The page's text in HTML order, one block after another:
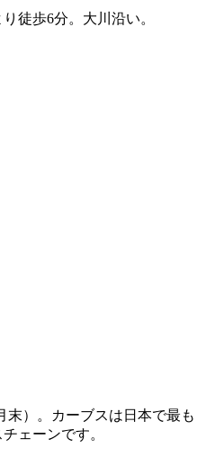
徒歩6分。大川沿い。
末）。カーブスは日本で最も
ェーンです。